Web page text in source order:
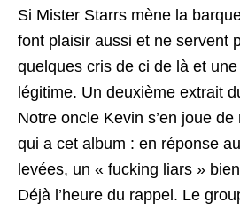
Si Mister Starrs mène la
font plaisir aussi et ne servent
quelques cris de ci de là et
légitime. Un deuxième extrait
Notre oncle Kevin s’en joue
qui a cet album : en réponse
levées, un « fucking liars »
Déjà l’heure du rappel. Le